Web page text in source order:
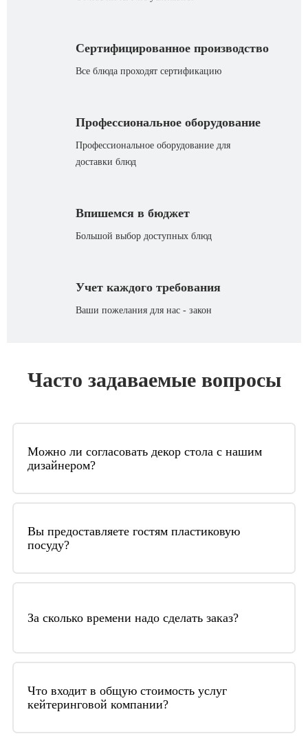
Сертифицированное производство
Все блюда проходят сертификацию
Профессиональное оборудование
Профессиональное оборудование для
доставки блюд
Впишемся в бюджет
Большой выбор доступных блюд
Учет каждого требования
Ваши пожелания для нас - закон
Часто задаваемые вопросы
Можно ли согласовать декор стола с нашим
дизайнером?
Да, конечно. У нас уже есть разработанные
коллекции декора, которые можно
использовать при декоре стола. Но если у вас
есть какие-то задумки – мы можем их
Вы предоставляете гостям пластиковую
посуду?
Мы предоставляем либо фарфоровую посуду,
Заказчиком и задачами мероприятия
За сколько времени надо сделать заказ?
Заказ желательно сделать заранее, хотя бы за
неделю. Последние правки можно вносить за
два дня до мероприятия.
Что входит в общую стоимость услуг
кейтеринговой компании?